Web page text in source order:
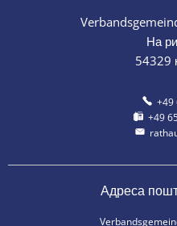
На
54329
+49
+49
Адреса